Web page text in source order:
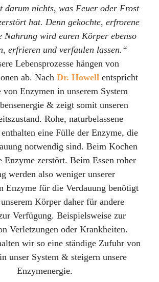
darum nichts, was Feuer oder Frost
hat. Denn gekochte, erfrorene
Nahrung wird euren Körper ebenso
erfrieren und verfaulen lassen.“
Lebensprozesse hängen von
ab. Nach Dr. Howell entspricht
von Enzymen in unserem System
& zeigt somit unseren
Rohe, naturbelassene
eine Fülle der Enzyme, die
notwendig sind. Beim Kochen
Enzyme zerstört. Beim Essen roher
werden also weniger unserer
Enzyme für die Verdauung benötigt
Körper daher für andere
Verfügung. Beispielsweise zur
Verletzungen oder Krankheiten.
wir so eine ständige Zufuhr von
unser System & steigern unsere
Enzymenergie.